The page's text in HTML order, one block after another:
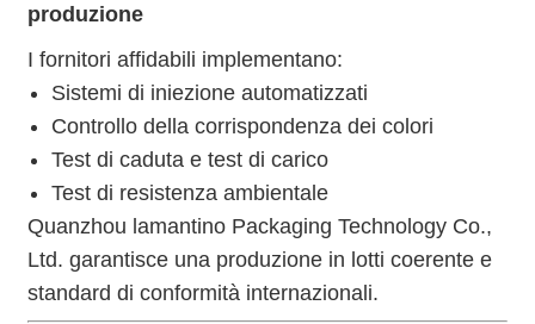
produzione
I fornitori affidabili implementano:
Sistemi di iniezione automatizzati
Controllo della corrispondenza dei colori
Test di caduta e test di carico
Test di resistenza ambientale
Quanzhou lamantino Packaging Technology Co.,
Ltd. garantisce una produzione in lotti coerente e
standard di conformità internazionali.